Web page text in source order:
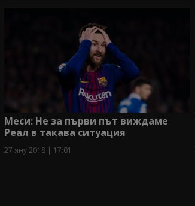
Меси: Не за първи път виждаме
Реал в такава ситуация
27 яну 2018 | 17:01